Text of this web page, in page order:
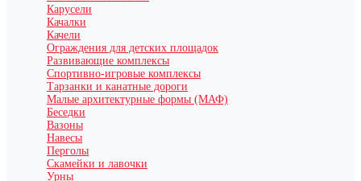
Карусели
Качалки
Качели
Ограждения для детских площадок
Развивающие комплексы
Спортивно-игровые комплексы
Тарзанки и канатные дороги
Малые архитектурные формы (МАФ)
Беседки
Вазоны
Навесы
Перголы
Скамейки и лавочки
Урны